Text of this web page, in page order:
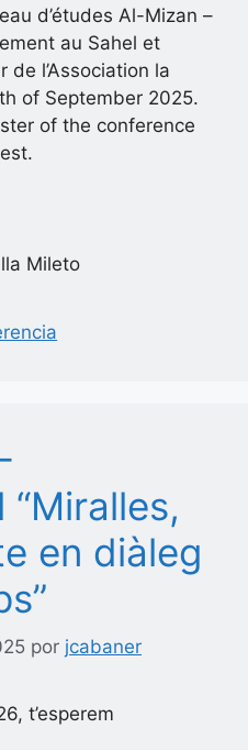
d’études Al-Mizan –
au Sahel et
l’Association la
of September 2025.
of the conference
Mileto
en diàleg
por jcabaner
t’esperem